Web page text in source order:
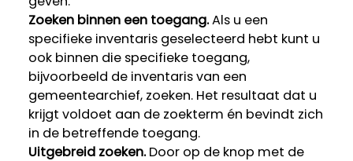
Zoeken binnen een toegang.Als u een
specifieke inventaris geselecteerd hebt kunt u
ook binnen die specifieke toegang,
bijvoorbeeld de inventaris van een
gemeentearchief, zoeken. Het resultaat dat u
krijgt voldoet aan de zoekterm én bevindt zich
in de betreffende toegang.
Uitgebreid zoeken.Door op de knop met de